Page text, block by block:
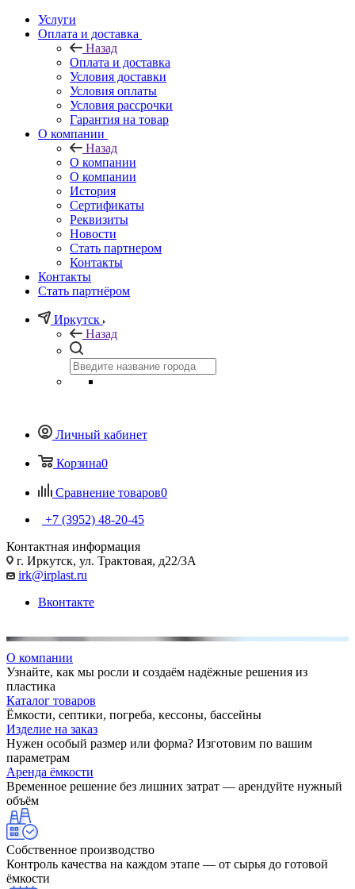
Услуги
Оплата и доставка
Назад
Оплата и доставка
Условия доставки
Условия оплаты
Условия рассрочки
Гарантия на товар
О компании
Назад
О компании
О компании
История
Сертификаты
Реквизиты
Новости
Стать партнером
Контакты
Контакты
Стать партнёром
Иркутск
Назад
Личный кабинет
Корзина0
Сравнение товаров0
+7 (3952) 48-20-45
Контактная информация
г. Иркутск, ул. Трактовая, д22/3А
irk@irplast.ru
Вконтакте
О компании
Узнайте, как мы росли и создаём надёжные решения из
пластика
Каталог товаров
Ёмкости, септики, погреба, кессоны, бассейны
Изделие на заказ
Нужен особый размер или форма? Изготовим по вашим
параметрам
Аренда ёмкости
Временное решение без лишних затрат — арендуйте нужный
объём
Собственное производство
Контроль качества на каждом этапе — от сырья до готовой
ёмкости